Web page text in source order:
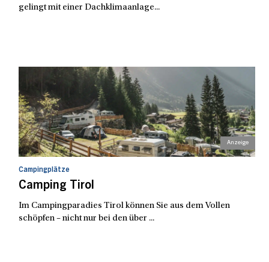
gelingt mit einer Dachklimaanlage...
Campingplätze
Camping Tirol
Im Campingparadies Tirol können Sie aus dem Vollen
schöpfen – nicht nur bei den über ...